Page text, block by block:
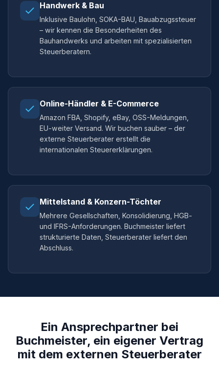
Handwerk & Bau
Inklusive Baulohn, SOKA-BAU, Bauabzugssteuer
– wir kennen die Besonderheiten des
Bauhandwerks und arbeiten mit spezialisierten
Steuerberatern.
Online-Händler & E-Commerce
Amazon FBA, Shopify, eBay, OSS-Meldungen,
EU-weiter Versand. Wir buchen sauber – der
externe Steuerberater erstellt die
internationalen Steuererklärungen.
Mittelstand & Konzern-Töchter
Mehrere Gesellschaften, Konsolidierung, HGB-
und IFRS-Anforderungen. Buchmeister liefert
strukturierte Daten, Steuerberater liefert den
Abschluss.
Ein Ansprechpartner bei
Buchmeister, ein eigener Vertrag
mit dem externen Steuerberater